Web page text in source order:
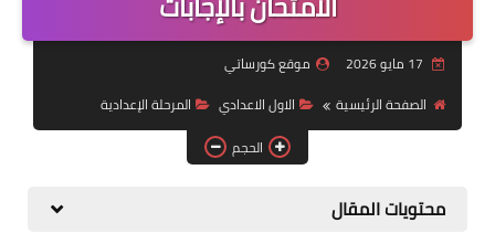
موضوعات
تكنولوجيا
موقع كورساتي
الصفحة الرئيسية
الاول الاعدادي
المرحلة الإعدادية
الحجم
محتويات المقال